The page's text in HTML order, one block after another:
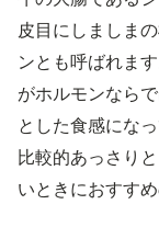
皮目にしましま
ンとも呼ばれま
がホルモンなら
とした食感にな
比較的あっさり
いときにおすすめ